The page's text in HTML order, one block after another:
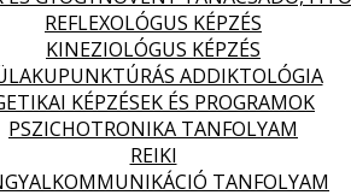
REFLEXOLÓGUS KÉPZÉS
KINEZIOLÓGUS KÉPZÉS
ADDIKTOLÓGIA
KÉPZÉSEK ÉS PROGRAMOK
PSZICHOTRONIKA TANFOLYAM
REIKI
TANFOLYAM